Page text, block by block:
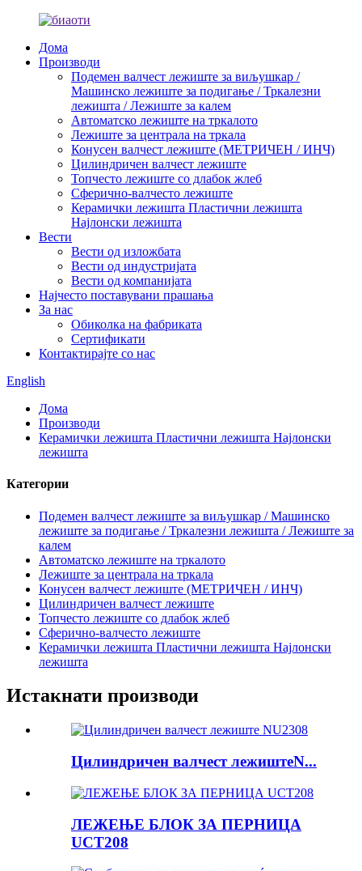
Дома
Производи
Подемен валчест лежиште за виљушкар /
Машинско лежиште за подигање / Тркалезни
лежишта / Лежиште за калем
Автоматско лежиште на тркалото
Лежиште за централа на тркала
Конусен валчест лежиште (МЕТРИЧЕН / ИНЧ)
Цилиндричен валчест лежиште
Топчесто лежиште со длабок жлеб
Сферично-валчесто лежиште
Керамички лежишта Пластични лежишта
Најлонски лежишта
Вести
Вести од изложбата
Вести од индустријата
Вести од компанијата
Најчесто поставувани прашања
За нас
Обиколка на фабриката
Сертификати
Контактирајте со нас
English
Дома
Производи
Керамички лежишта Пластични лежишта Најлонски
лежишта
Категории
Подемен валчест лежиште за виљушкар / Машинско
лежиште за подигање / Тркалезни лежишта / Лежиште за
калем
Автоматско лежиште на тркалото
Лежиште за централа на тркала
Конусен валчест лежиште (МЕТРИЧЕН / ИНЧ)
Цилиндричен валчест лежиште
Топчесто лежиште со длабок жлеб
Сферично-валчесто лежиште
Керамички лежишта Пластични лежишта Најлонски
лежишта
Истакнати производи
Цилиндричен валчест лежиштеN...
ЛЕЖЕЊЕ БЛОК ЗА ПЕРНИЦА
UCT208